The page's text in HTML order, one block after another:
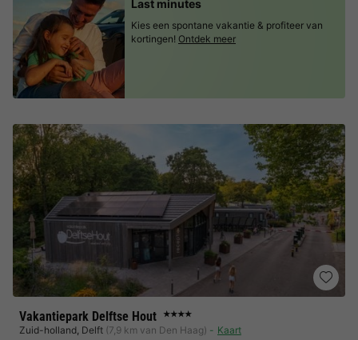
Vakantiepark Delftse Hout ★★★★
Zuid-holland, Delft (7,9 km van Den Haag) Kaart
Last minutes
Kies een spontane vakantie & profiteer van
kortingen! Ontdek meer